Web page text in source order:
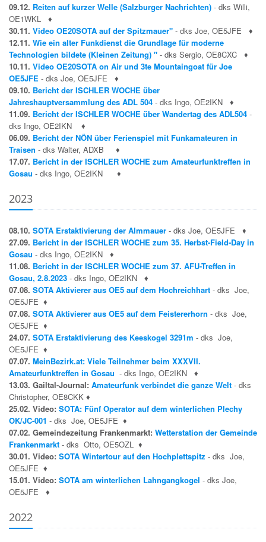
09.12. Reiten auf kurzer Welle (Salzburger Nachrichten) - dks Willi,
OE1WKL
♦
30.11. Video OE20SOTA auf der Spitzmauer" - dks Joe, OE5JFE
♦
12.11. Wie ein alter Funkdienst die Grundlage für moderne
Technologien bildete (Kleinen Zeitung) " - dks Sergio, OE8CXC
♦
10.11. Video OE20SOTA on Air und 3te Mountaingoat für Joe
OE5JFE - dks Joe, OE5JFE
♦
09.10. Bericht der ISCHLER WOCHE über
Jahreshauptversammlung des ADL 504 - dks Ingo, OE2IKN
♦
11.09. Bericht der ISCHLER WOCHE über Wandertag des ADL504 -
dks Ingo, OE2IKN
♦
06.09. Bericht der NÖN über Ferienspiel mit Funkamateuren in
Traisen - dks Walter, ADXB
♦
17.07. Bericht in der ISCHLER WOCHE zum Amateurfunktreffen in
Gosau - dks Ingo, OE2IKN ♦
2023
08.10. SOTA Erstaktivierung der Almmauer - dks Joe, OE5JFE
♦
27.09. Bericht in der ISCHLER WOCHE zum 35. Herbst-Field-Day in
Gosau - dks Ingo, OE2IKN
♦
11.08. Bericht in der ISCHLER WOCHE zum 37. AFU-Treffen in
Gosau, 2.8.2023 - dks Ingo, OE2IKN
♦
07.08. SOTA Aktivierer aus OE5 auf dem Hochreichhart - dks Joe,
OE5JFE ♦
07.08. SOTA Aktivierer aus OE5 auf dem Feistererhorn - dks Joe,
OE5JFE ♦
24.07. SOTA Erstaktivierung des Keeskogel 3291m - dks Joe,
OE5JFE ♦
07.07. MeinBezirk.at: Viele Teilnehmer beim XXXVII.
Amateurfunktreffen in Gosau - dks Ingo, OE2IKN
♦
13.03. Gailtal-Journal: Amateurfunk verbindet die ganze Welt - dks
Christopher, OE8CKK ♦
25.02. Video: SOTA: Fünf Operator auf dem winterlichen Plechy
OK/JC-001 - dks Joe, OE5JFE ♦
07.02. Gemeindezeitung Frankenmarkt: Wetterstation der Gemeinde
Frankenmarkt - dks Otto, OE5OZL
♦
30.01. Video: SOTA Wintertour auf den Hochplettspitz - dks Joe,
OE5JFE ♦
15.01. Video: SOTA am winterlichen Lahngangkogel - dks Joe,
OE5JFE
♦
2022